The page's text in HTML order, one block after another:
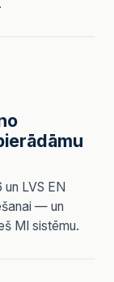
LVS EN
— un
MI sistēmu.